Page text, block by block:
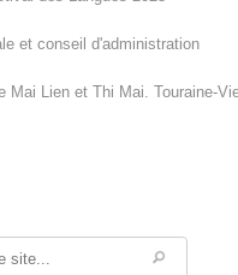
et conseil d'administration
Mai Lien et Thi Mai. Touraine-